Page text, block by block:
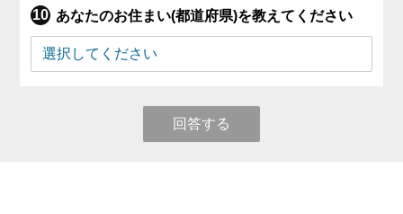
あなたのお住まい(都道府県)を教えてください
回答する